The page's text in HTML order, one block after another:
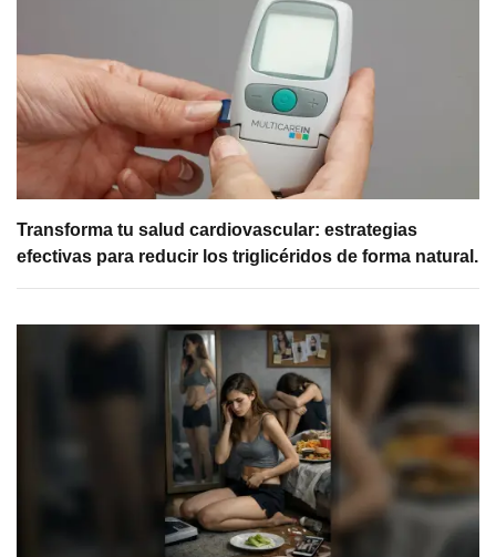
Transforma tu salud cardiovascular: estrategias
efectivas para reducir los triglicéridos de forma natural.